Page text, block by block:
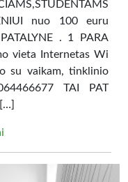
nuo 100 euru
. 1 PARA
vieta Internetas Wi
su vaikam, tinklinio
TAI PAT